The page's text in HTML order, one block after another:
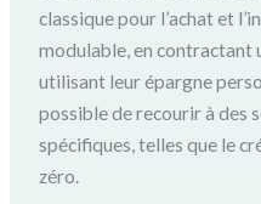
classique pour l’achat et
modulable, en contractant
utilisant leur épargne
possible de recourir à des
spécifiques, telles que le
zéro.